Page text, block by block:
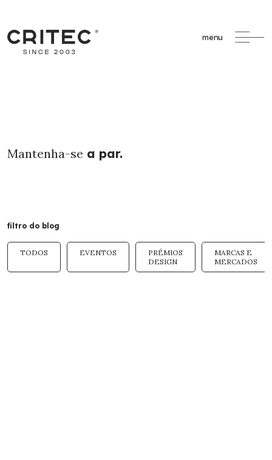
menu
Mantenha-se a par.
filtro do blog
TODOS EVENTOS
PRÉMIOS
DESIGN
MARCAS E
MERCADOS